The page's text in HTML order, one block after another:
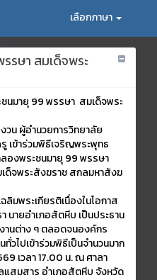
เลือกภาษา
รษา สมเด็จพระ
นมายุ 99 พรรษา สมเด็จพระ
วน ผู้อำนวยการวิทยาลัย
เข้าร่วมพิธีเจริญพระพุทธ
องพระชนมายุ 99 พรรษา
จพระสังฆราช สกลมหาสังฆ
มพระเกียรติเนื่องในโอกาส
ายอำเภอสัตหีบ เป็นประธาน
านต่าง ๆ ตลอดจนองค์กร
วไปเข้าร่วมพิธีเป็นจำนวนมาก
เวลา 17.00 น. ณ ศาลา
สมสาร อำเภอสัตหีบ จังหวัด